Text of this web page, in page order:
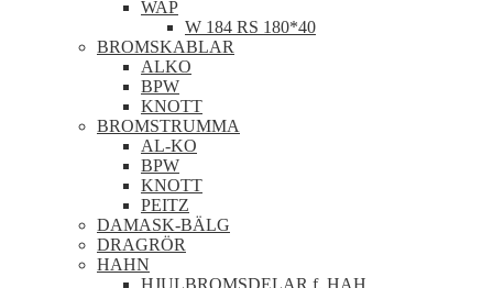
WAP
W 184 RS 180*40
BROMSKABLAR
ALKO
BPW
KNOTT
BROMSTRUMMA
AL-KO
BPW
KNOTT
PEITZ
DAMASK-BÄLG
DRAGRÖR
HAHN
HJULBROMSDELAR f. HAH